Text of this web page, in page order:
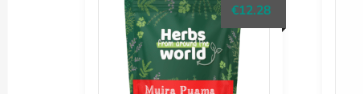
€12.28